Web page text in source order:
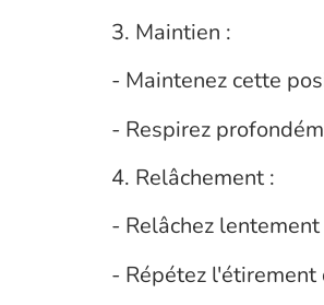
3. Maintien :
- Maintenez cette
- Respirez
4. Relâchement :
- Relâchez
- Répétez